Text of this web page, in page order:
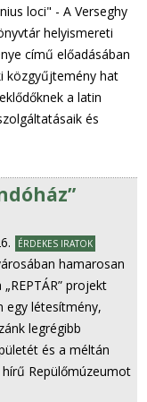
loci" - A Verseghy
helyismereti
című előadásában
közgyűjtemény hat
a latin
és
ÉRDEKES IRATOK
hamarosan
projekt
egy létesítmény,
legrégibb
és a méltán
Repülőmúzeumot